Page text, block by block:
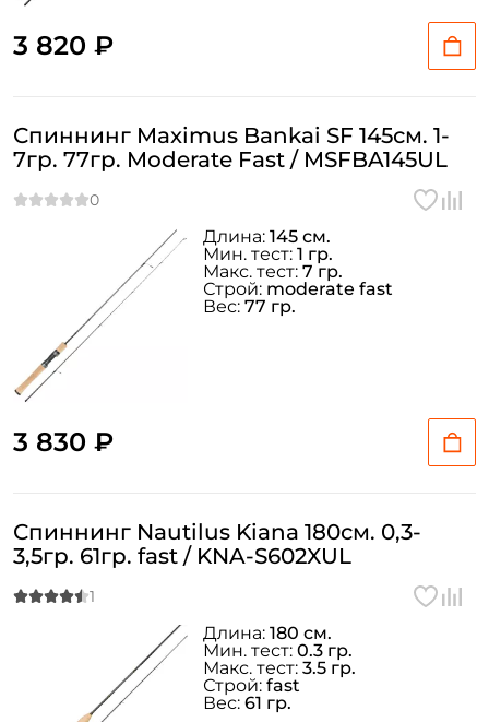
3 820 ₽
Спиннинг Maximus Bankai SF 145см. 1-
7гр. 77гр. Moderate Fast / MSFBA145UL
3 830 ₽
Длина: 145 см.
Мин. тест: 1 гр.
Макс. тест: 7 гр.
Строй: moderate fast
Вес: 77 гр.
Спиннинг Nautilus Kiana 180см. 0,3-
3,5гр. 61гр. fast / KNA-S602XUL
Длина: 180 см.
Мин. тест: 0.3 гр.
Макс. тест: 3.5 гр.
Строй: fast
Вес: 61 гр.